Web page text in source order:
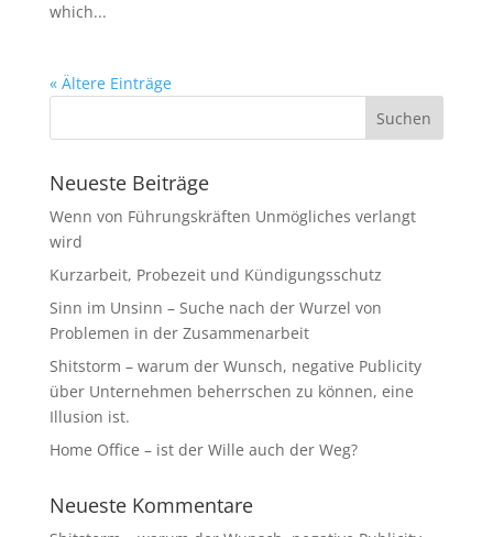
which...
« Ältere Einträge
Neueste Beiträge
Wenn von Führungskräften Unmögliches verlangt
wird
Kurzarbeit, Probezeit und Kündigungsschutz
Sinn im Unsinn – Suche nach der Wurzel von
Problemen in der Zusammenarbeit
Shitstorm – warum der Wunsch, negative Publicity
über Unternehmen beherrschen zu können, eine
Illusion ist.
Home Office – ist der Wille auch der Weg?
Neueste Kommentare